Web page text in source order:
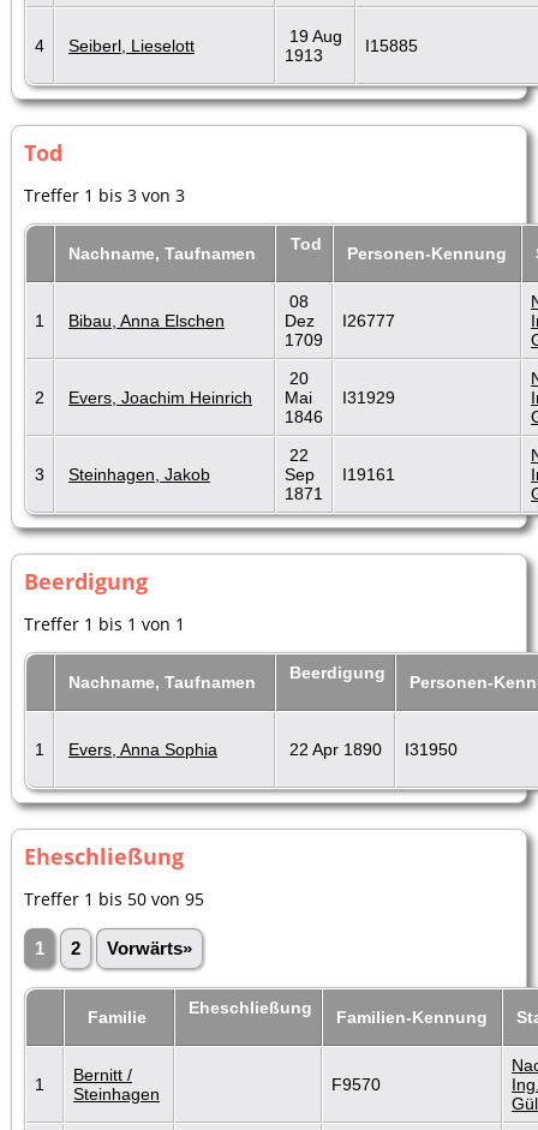
4 Seiberl, Lieselott
19 Aug
1913
I15885
Tod
Treffer 1 bis 3 von 3
Nachname, Taufnamen Tod Personen-Kennung
1 Bibau, Anna Elschen
08
Dez
1709
I26777
2 Evers, Joachim Heinrich
20
Mai
1846
I31929
3 Steinhagen, Jakob
22
Sep
1871
I19161
Beerdigung
Treffer 1 bis 1 von 1
Nachname, Taufnamen Beerdigung Personen-
1 Evers, Anna Sophia 22 Apr 1890 I31950
Eheschließung
Treffer 1 bis 50 von 95
1 2 Vorwärts»
Familie Eheschließung Familien-Kennung
1
Bernitt /
Steinhagen
F9570